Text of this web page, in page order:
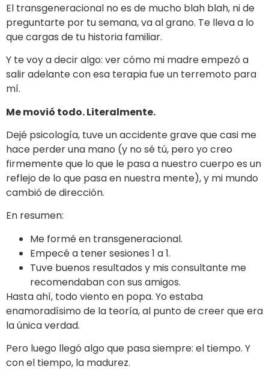
El transgeneracional no es de mucho blah blah, ni de
preguntarte por tu semana, va al grano. Te lleva a lo
que cargas de tu historia familiar.
Y te voy a decir algo: ver cómo mi madre empezó a
salir adelante con esa terapia fue un terremoto para
mí.
Me movió todo. Literalmente.
Dejé psicología, tuve un accidente grave que casi me
hace perder una mano (y no sé tú, pero yo creo
firmemente que lo que le pasa a nuestro cuerpo es un
reflejo de lo que pasa en nuestra mente), y mi mundo
cambió de dirección.
En resumen:
Me formé en transgeneracional.
Empecé a tener sesiones 1 a 1.
Tuve buenos resultados y mis consultante me
recomendaban con sus amigos.
Hasta ahí, todo viento en popa. Yo estaba
enamoradísimo de la teoría, al punto de creer que era
la única verdad.
Pero luego llegó algo que pasa siempre: el tiempo. Y
con el tiempo, la madurez.